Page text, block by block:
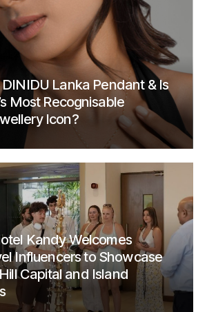
Lanka Pendant & Is
Most Recognisable
Icon?
Kandy Welcomes
Influencers to Showcase
Capital and Island